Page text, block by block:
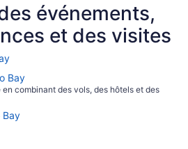
événements,
et des visites
Bay
combinant des vols, des hôtels et des
Bay